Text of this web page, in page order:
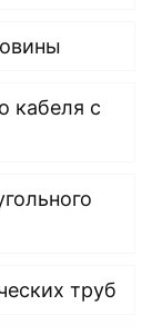
кабеля с
труб